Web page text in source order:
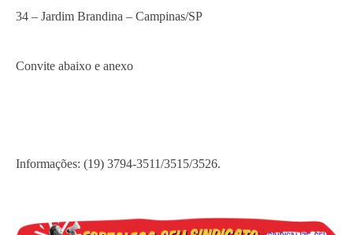
34 – Jardim Brandina – Campinas/SP
Convite abaixo e anexo
Informações: (19) 3794-3511/3515/3526.